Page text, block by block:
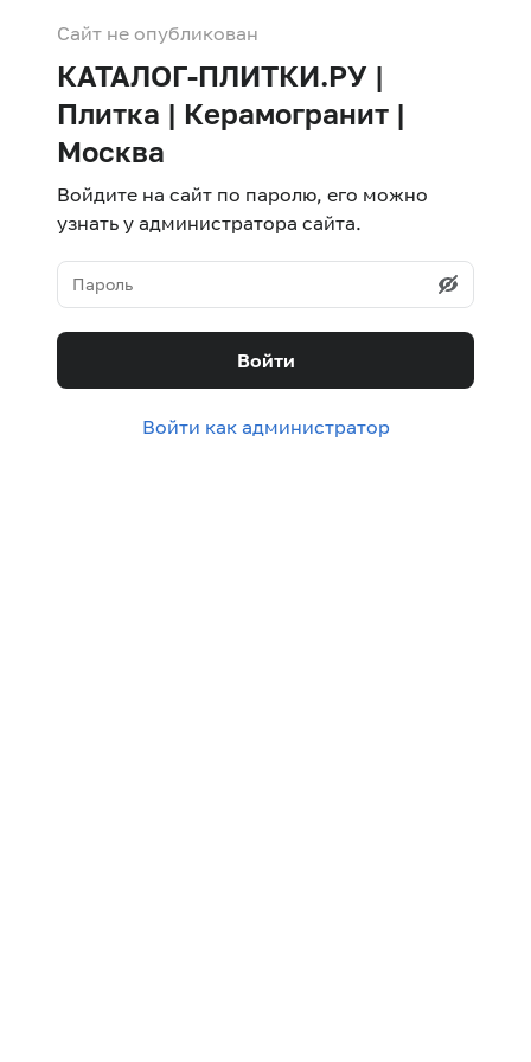
Сайт не опубликован
КАТАЛОГ-ПЛИТКИ.РУ |
Плитка | Керамогранит |
Москва
Войдите на сайт по паролю, его можно
узнать у администратора сайта.
Войти
Войти как администратор